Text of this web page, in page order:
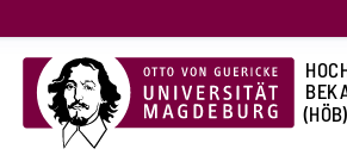
(HÖB)